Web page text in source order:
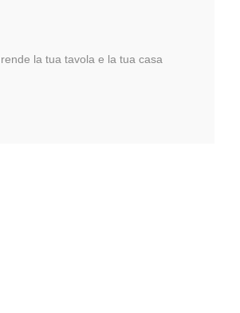
la tua tavola e la tua casa